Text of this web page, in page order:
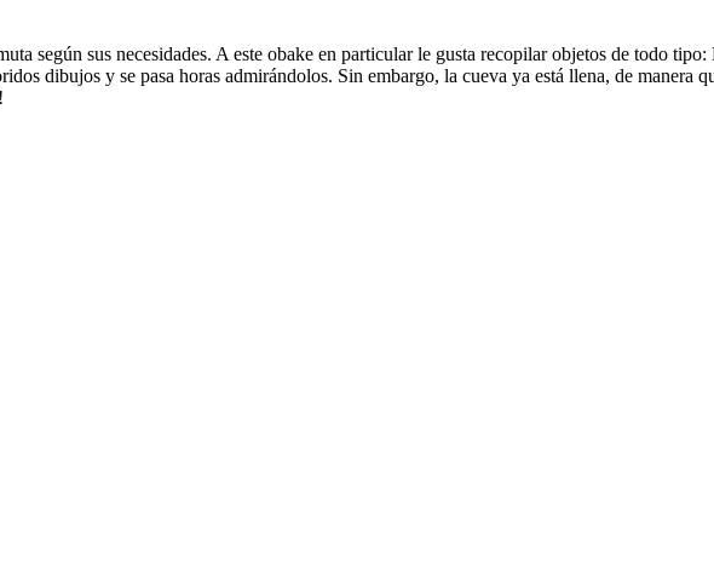
según sus necesidades. A este obake en particular le gusta recopilar objetos de todo
dibujos y se pasa horas admirándolos. Sin embargo, la cueva ya está llena, de manera